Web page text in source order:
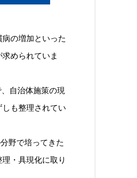
の増加といった
められていま
自治体施策の現
も整理されてい
野で培ってきた
・具現化に取り